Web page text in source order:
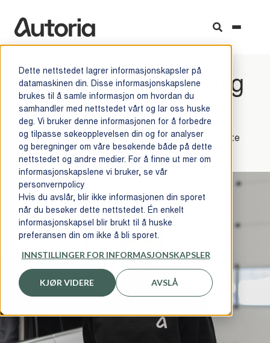
Dette nettstedet lagrer informasjonskapsler på
datamaskinen din. Disse informasjonskapslene
brukes til å samle informasjon om hvordan du
samhandler med nettstedet vårt og lar oss huske
deg. Vi bruker denne informasjonen for å forbedre
og tilpasse søkeopplevelsen din og for analyser
og beregninger om våre besøkende både på dette
nettstedet og andre medier. For å finne ut mer om
informasjonskapslene vi bruker, se vår
personvernpolicy
Hvis du avslår, blir ikke informasjonen din sporet
når du besøker dette nettstedet. Én enkelt
informasjonskapsel blir brukt til å huske
preferansen din om ikke å bli sporet.
INNSTILLINGER FOR INFORMASJONSKAPSLER
KJØR VIDERE AVSLÅ
Bilhold med personlig
service og kvalitet
HosAutoriafinner du alt innen bilhold: Nye og brukte
biler, verksteder, skadesenter og dekkhotell.